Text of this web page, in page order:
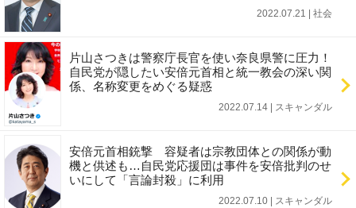
2022.07.21 | 社会
片山さつきは警察庁長官を使い奈良県警に圧力！
自民党が隠したい安倍元首相と統一教会の深い関
係、名称変更をめぐる疑惑
2022.07.14 | スキャンダル
安倍元首相銃撃 容疑者は宗教団体との関係が動
機と供述も…自民党応援団は事件を安倍批判のせ
いにして「言論封殺」に利用
2022.07.10 | スキャンダル